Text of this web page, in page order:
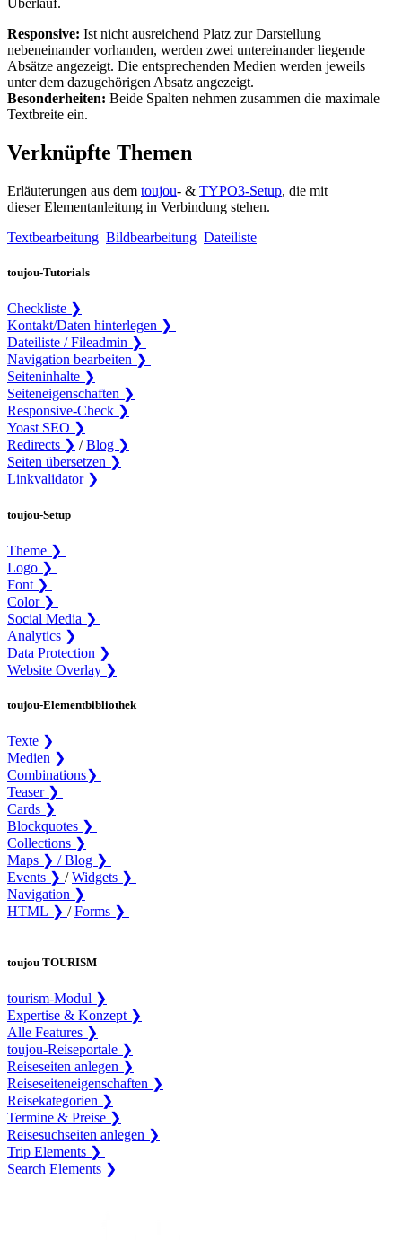
Überlauf.
Responsive: Ist nicht ausreichend Platz zur Darstellung
nebeneinander vorhanden, werden zwei untereinander liegende
Absätze angezeigt. Die entsprechenden Medien werden jeweils
unter dem dazugehörigen Absatz angezeigt.
Besonderheiten: Beide Spalten nehmen zusammen die maximale
Textbreite ein.
Verknüpfte Themen
Erläuterungen aus dem toujou- & TYPO3-Setup, die mit
dieser Elementanleitung in Verbindung stehen.
Textbearbeitung Bildbearbeitung Dateiliste
toujou-Tutorials
Checkliste ❯
Kontakt/Daten hinterlegen ❯
Dateiliste / Fileadmin ❯
Navigation bearbeiten ❯
Seiteninhalte ❯
Seiteneigenschaften ❯
Responsive-Check ❯
Yoast SEO ❯
Redirects ❯ /Blog ❯
Seiten übersetzen ❯
Linkvalidator ❯
toujou-Setup
Theme ❯
Logo ❯
Font ❯
Color ❯
Social Media ❯
Analytics ❯
Data Protection ❯
Website Overlay ❯
toujou-Elementbibliothek
Texte ❯
Medien ❯
Combinations❯
Teaser ❯
Cards ❯
Blockquotes ❯
Collections ❯
Maps ❯ /Blog ❯
Events ❯ /Widgets ❯
Navigation ❯
HTML ❯ /Forms ❯
toujou TOURISM
tourism-Modul ❯
Expertise & Konzept ❯
Alle Features ❯
toujou-Reiseportale ❯
Reiseseiten anlegen ❯
Reiseseiteneigenschaften ❯
Reisekategorien ❯
Termine & Preise ❯
Reisesuchseiten anlegen ❯
Trip Elements ❯
Search Elements ❯